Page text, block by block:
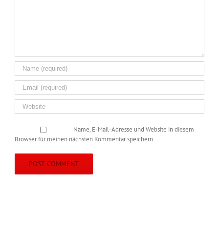
Name, E-Mail-Adresse und Website in diesem
Browser für meinen nächsten Kommentar speichern.